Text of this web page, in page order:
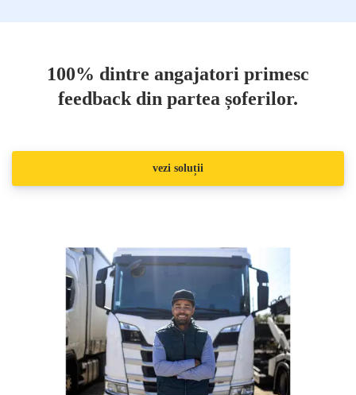
100% dintre angajatori primesc
feedback din partea șoferilor.
vezi soluții